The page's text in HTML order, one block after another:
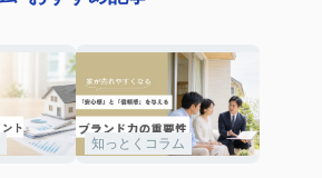
知っとくコラム